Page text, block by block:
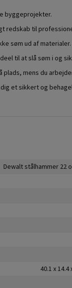
byggeprojekter.
redskab til
søm ud af
til at slå søm i og
mens du
et sikkert og
Dewalt stålhammer 22
40.1 x 14.4